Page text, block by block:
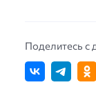
Поделитесь с